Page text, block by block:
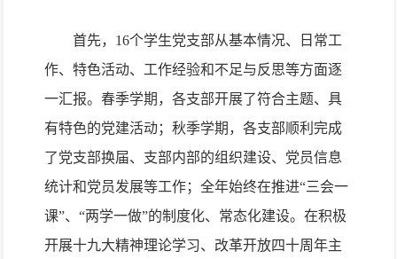
首先， 16个学生党支部从基本情况、日常工
作、特色活动、工作经验和不足与反思等方面逐
一汇报。春季学期，各支部开展了符合主题、具
有特色的党建活动；秋季学期，各支部顺利完成
了党支部换届、支部内部的组织建设、党员信息
统计和党员发展等工作；全年始终在推进“三会一
课”、“两学一做”的制度化、常态化建设。在积极
开展十九大精神理论学习、改革开放四十周年主